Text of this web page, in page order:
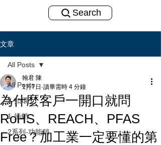
Search
文章
All Posts
3-扣環
1-插銷
2系列-功能銷
All Posts
為什麼客戶一開口就問
RoHS、REACH、PFAS
Free？加工業一定要懂的第
翰君 陳
1月7日 讀畢需時 4 分鐘